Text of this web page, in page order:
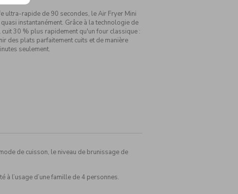
ultra-rapide de 90 secondes, le Air Fryer Mini
instantanément. Grâce à la technologie de
30 % plus rapidement qu'un four classique :
des plats parfaitement cuits et de manière
seulement.
de cuisson, le niveau de brunissage de
à l’usage d’une famille de 4 personnes.